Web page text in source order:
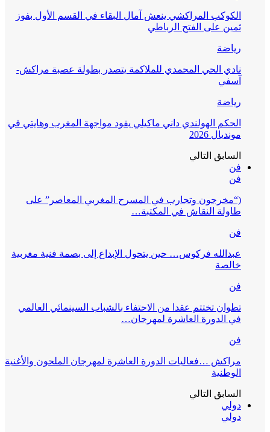
الكوكب المراكشي ينعش آمال البقاء في القسم الأول بفوز
ثمين على الفتح الرباطي
رياضة
نادي الحي المحمدي للملاكمة يتصدر بطولة عصبة مراكش-
آسفي
رياضة
الحكم الهولندي داني ماكيلي يقود مواجهة المغرب وهايتي في
مونديال 2026
السابق التالي
فن
فن
(“مخرجون وتجارب في المسرح المغربي المعاصر” على
طاولة النقاش في المكتبة…
فن
عبدالله فركوس… حين يتحول الإبداع إلى بصمة فنية مغربية
خالصة
فن
تطوان تختتم عقدا من الاحتفاء بالشباب السينمائي العالمي
في الدورة العاشرة لمهرجان…
فن
مراكش …فعاليات الدورة العاشرة لمهرجان الملحون والأغنية
الوطنية
السابق التالي
دولي
دولي